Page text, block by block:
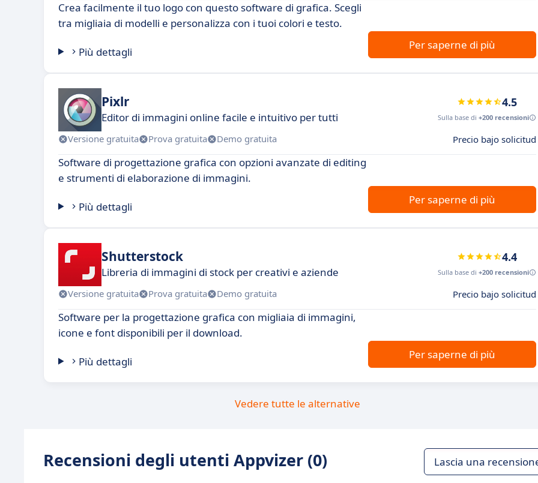
Crea facilmente il tuo logo con questo software di grafica. Scegli
tra migliaia di modelli e personalizza con i tuoi colori e testo.
Più dettagli
Per saperne di più
Pixlr
Editor di immagini online facile e intuitivo per tutti
4.5
Sulla base di +200 recensioni
Versione gratuita Prova gratuita Demo gratuita Precio bajo solicitud
Software di progettazione grafica con opzioni avanzate di editing
e strumenti di elaborazione di immagini.
Più dettagli
Per saperne di più
Shutterstock
Libreria di immagini di stock per creativi e aziende
4.4
Sulla base di +200 recensioni
Versione gratuita Prova gratuita Demo gratuita Precio bajo solicitud
Software per la progettazione grafica con migliaia di immagini,
icone e font disponibili per il download.
Più dettagli
Per saperne di più
Vedere tutte le alternative
Recensioni degli utenti Appvizer (0) Lascia una